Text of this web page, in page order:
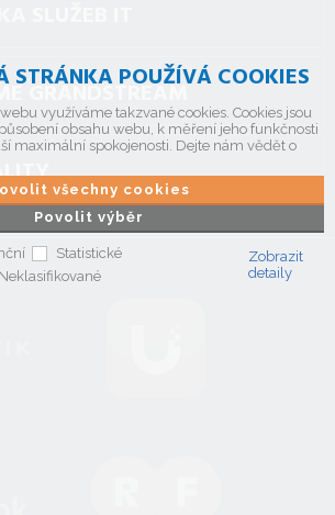
GRANDSTREAM
STRÁNKA POUŽÍVÁ COOKIES
využíváme takzvané cookies. Cookies jsou
obsahu webu, k měření jeho funkčnosti
maximální spokojenosti. Dejte nám vědět o
Povolit výběr
Povolit všechny cookies
Statistické
Neklasifikované
Zobrazit
detaily